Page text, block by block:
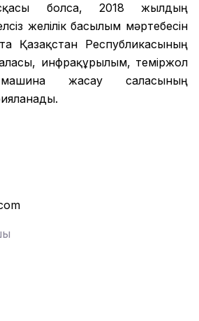
болса, 2018 жылдың
желілік басылым мәртебесін
Қазақстан Республикасының
инфрақұрылым, теміржол
жасау саласының